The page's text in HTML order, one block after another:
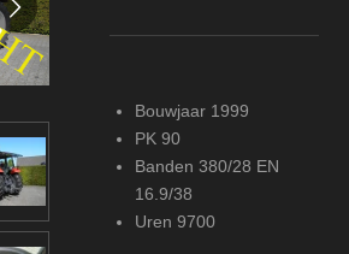
Bouwjaar 1999
PK 90
Banden 380/28 EN
16.9/38
Uren 9700